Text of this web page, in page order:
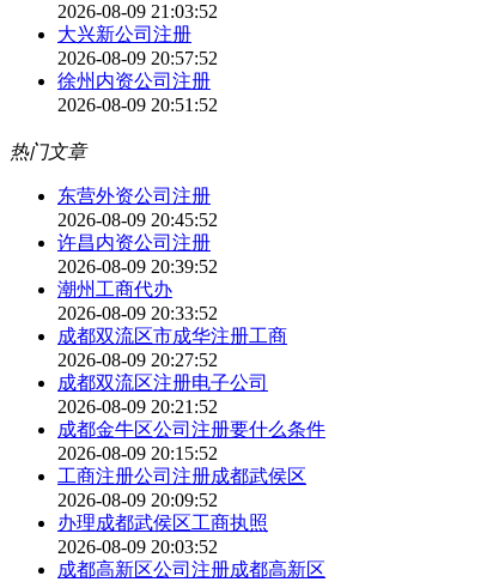
2026-08-09 21:03:52
大兴新公司注册
2026-08-09 20:57:52
徐州内资公司注册
2026-08-09 20:51:52
热门文章
东营外资公司注册
2026-08-09 20:45:52
许昌内资公司注册
2026-08-09 20:39:52
潮州工商代办
2026-08-09 20:33:52
成都双流区市成华注册工商
2026-08-09 20:27:52
成都双流区注册电子公司
2026-08-09 20:21:52
成都金牛区公司注册要什么条件
2026-08-09 20:15:52
工商注册公司注册成都武侯区
2026-08-09 20:09:52
办理成都武侯区工商执照
2026-08-09 20:03:52
成都高新区公司注册成都高新区